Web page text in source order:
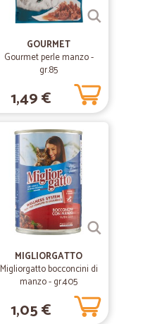
GOURMET
Gourmet perle manzo -
gr.85
1,49 €
MIGLIORGATTO
Migliorgatto bocconcini di
manzo - gr.405
1,05 €